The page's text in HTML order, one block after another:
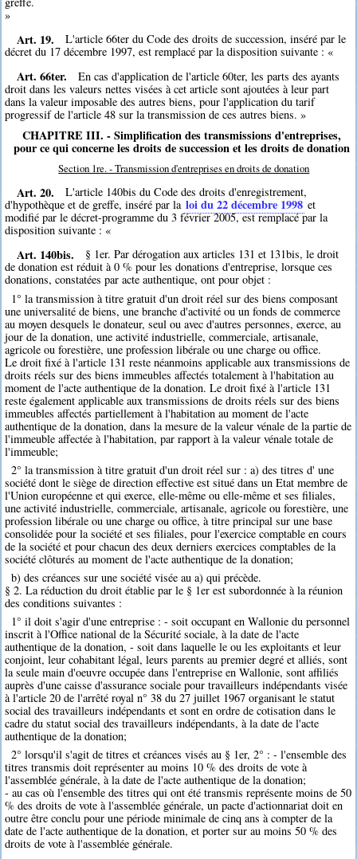
»
Art. 19.
L'article 66ter du Code des droits de succession, inséré par le
décret du 17 décembre 1997, est remplacé par la disposition suivante : «
Art. 66ter.
En cas d'application de l'article 60ter, les parts des ayants
droit dans les valeurs nettes visées à cet article sont ajoutées à leur part
dans la valeur imposable des autres biens, pour l'application du tarif
progressif de l'article 48 sur la transmission de ces autres biens. »
CHAPITRE III. - Simplification des transmissions d'entreprises,
pour ce qui concerne les droits de succession et les droits de donation
Section 1re. - Transmission d'entreprises en droits de donation
Art. 20.
L'article 140bis du Code des droits d'enregistrement,
d'hypothèque et de greffe, inséré par la loi du 22 décembre 1998 et
modifié par le décret-programme du 3 février 2005, est remplacé par la
disposition suivante : «
Art. 140bis.
§ 1er. Par dérogation aux articles 131 et 131bis, le droit
de donation est réduit à 0 % pour les donations d'entreprise, lorsque ces
donations, constatées par acte authentique, ont pour objet :
1° la transmission à titre gratuit d'un droit réel sur des biens composant
une universalité de biens, une branche d'activité ou un fonds de commerce
au moyen desquels le donateur, seul ou avec d'autres personnes, exerce, au
jour de la donation, une activité industrielle, commerciale, artisanale,
agricole ou forestière, une profession libérale ou une charge ou office.
Le droit fixé à l'article 131 reste néanmoins applicable aux transmissions de
droits réels sur des biens immeubles affectés totalement à l'habitation au
moment de l'acte authentique de la donation. Le droit fixé à l'article 131
reste également applicable aux transmissions de droits réels sur des biens
immeubles affectés partiellement à l'habitation au moment de l'acte
authentique de la donation, dans la mesure de la valeur vénale de la partie de
l'immeuble affectée à l'habitation, par rapport à la valeur vénale totale de
l'immeuble;
2° la transmission à titre gratuit d'un droit réel sur : a) des titres d' une
société dont le siège de direction effective est situé dans un Etat membre de
l'Union européenne et qui exerce, elle-même ou elle-même et ses filiales,
une activité industrielle, commerciale, artisanale, agricole ou forestière, une
profession libérale ou une charge ou office, à titre principal sur une base
consolidée pour la société et ses filiales, pour l'exercice comptable en cours
de la société et pour chacun des deux derniers exercices comptables de la
société clôturés au moment de l'acte authentique de la donation;
b) des créances sur une société visée au a) qui précède.
§ 2. La réduction du droit établie par le § 1er est subordonnée à la réunion
des conditions suivantes :
1° il doit s'agir d'une entreprise : - soit occupant en Wallonie du personnel
inscrit à l'Office national de la Sécurité sociale, à la date de l'acte
authentique de la donation, - soit dans laquelle le ou les exploitants et leur
conjoint, leur cohabitant légal, leurs parents au premier degré et alliés, sont
la seule main d'oeuvre occupée dans l'entreprise en Wallonie, sont affiliés
auprès d'une caisse d'assurance sociale pour travailleurs indépendants visée
à l'article 20 de l'arrêté royal n° 38 du 27 juillet 1967 organisant le statut
social des travailleurs indépendants et sont en ordre de cotisation dans le
cadre du statut social des travailleurs indépendants, à la date de l'acte
authentique de la donation;
2° lorsqu'il s'agit de titres et créances visés au § 1er, 2° : - l'ensemble des
titres transmis doit représenter au moins 10 % des droits de vote à
l'assemblée générale, à la date de l'acte authentique de la donation;
- au cas où l'ensemble des titres qui ont été transmis représente moins de 50
% des droits de vote à l'assemblée générale, un pacte d'actionnariat doit en
outre être conclu pour une période minimale de cinq ans à compter de la
date de l'acte authentique de la donation, et porter sur au moins 50 % des
droits de vote à l'assemblée générale.